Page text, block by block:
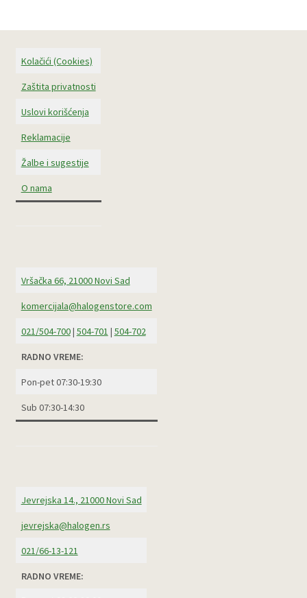
Kolačići (Cookies)
Zaštita privatnosti
Uslovi korišćenja
Reklamacije
Žalbe i sugestije
O nama
Vršačka 66, 21000 Novi Sad
komercijala@halogenstore.com
021/504-700| 504-701 | 504-702
RADNO VREME:
Pon-pet 07:30-19:30
Sub 07:30-14:30
Jevrejska 14., 21000 Novi Sad
jevrejska@halogen.rs
021/66-13-121
RADNO VREME: